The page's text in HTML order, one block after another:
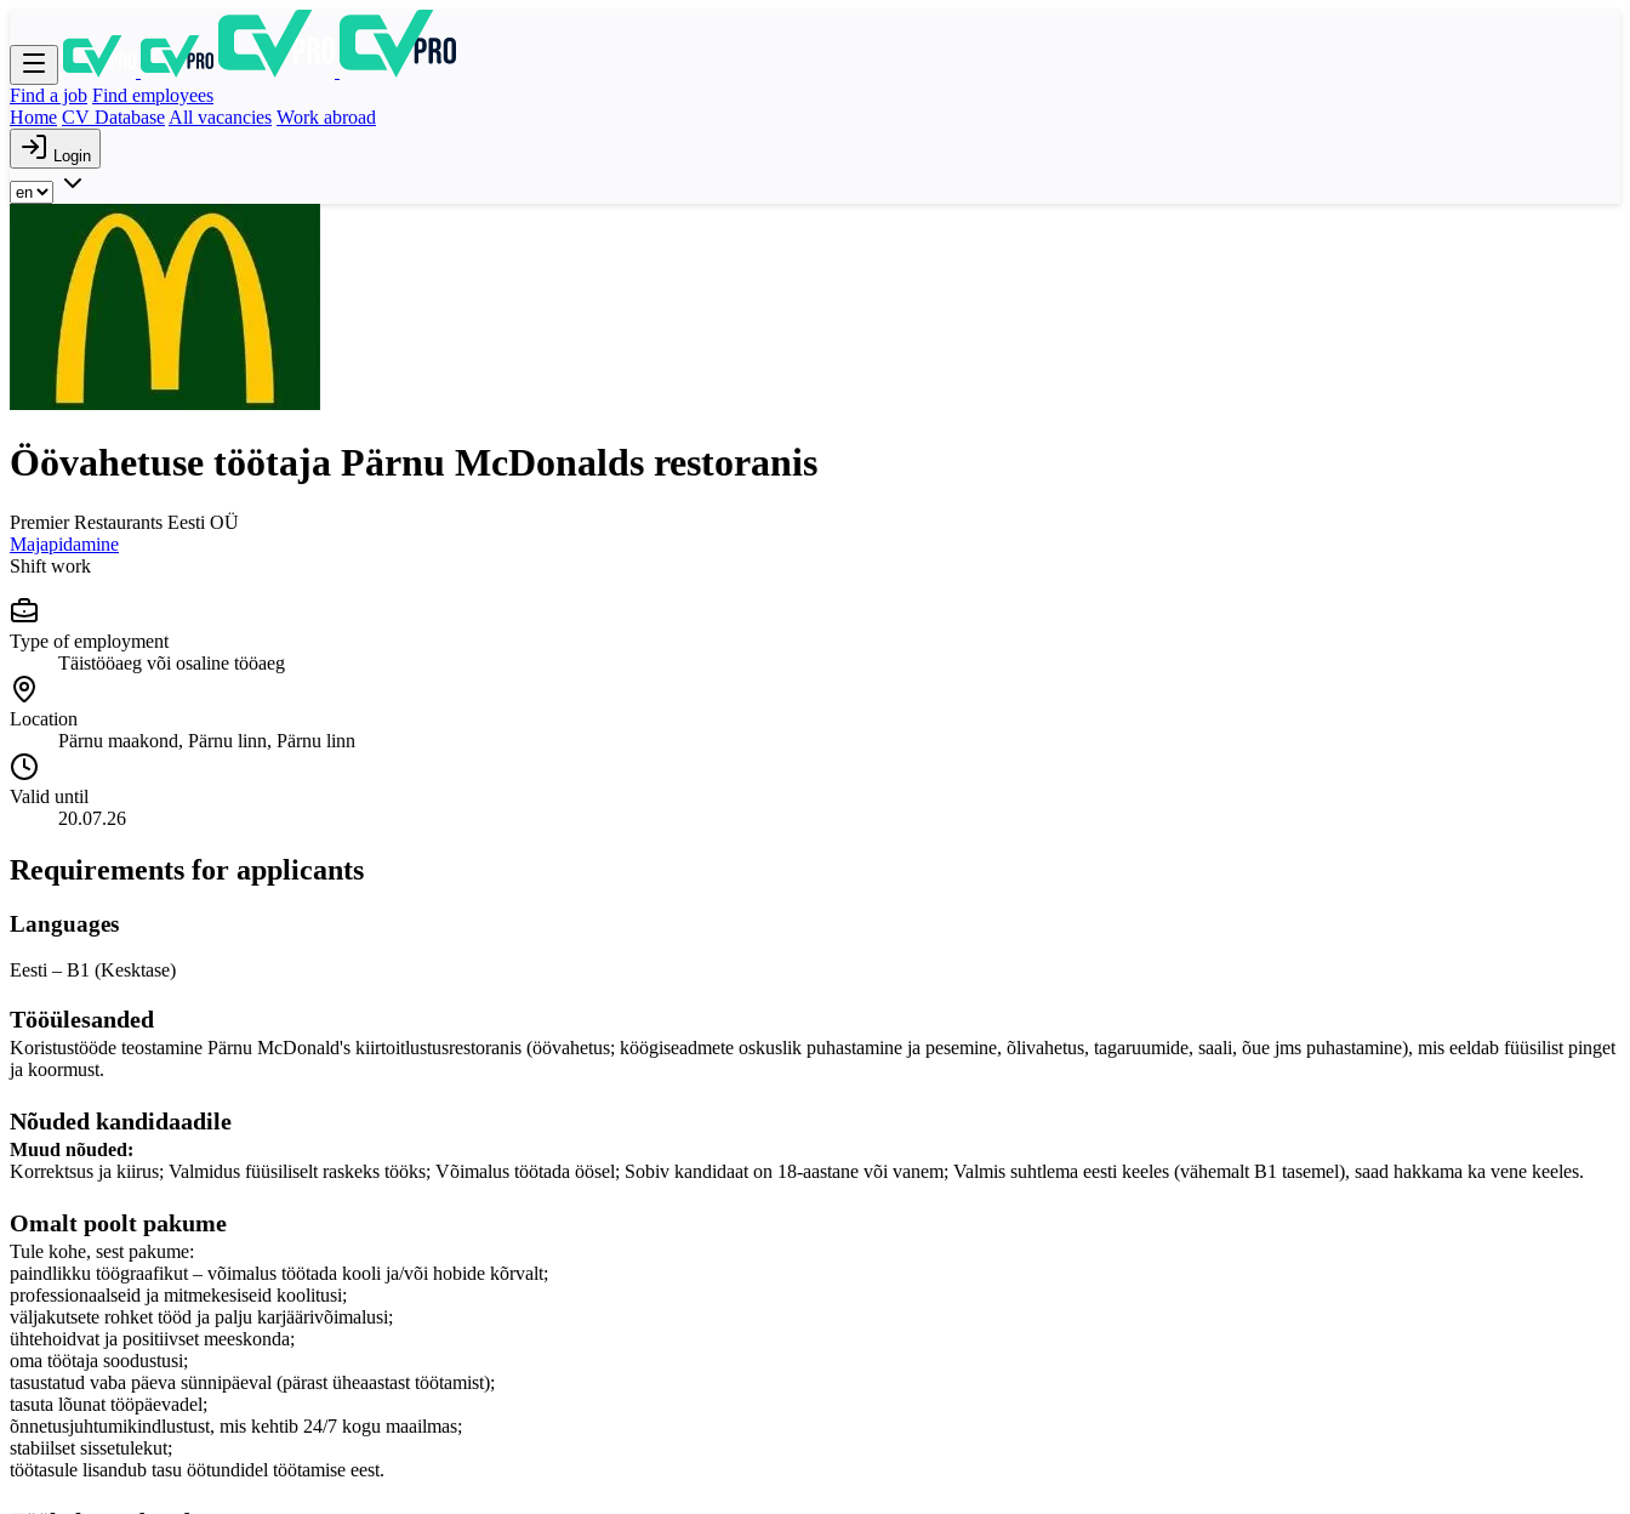
Find a job Find employees
Home CV Database All vacancies Work abroad
Login
Öövahetuse töötaja Pärnu McDonalds restoranis
Premier Restaurants Eesti OÜ
Majapidamine
Shift work
Type of employment
Täistööaeg või osaline tööaeg
Location
Pärnu maakond, Pärnu linn, Pärnu linn
Valid until
20.07.26
Requirements for applicants
Languages
Eesti – B1 (Kesktase)
Tööülesanded
Koristustööde teostamine Pärnu McDonald's kiirtoitlustusrestoranis (öövahetus; köögiseadmete oskuslik puhastamine ja pesemine, õlivahetus, tagaruumide, saali, õue jms puhastamine), mis eeldab füüsilist pinget
ja koormust.
Nõuded kandidaadile
Muud nõuded:
Korrektsus ja kiirus; Valmidus füüsiliselt raskeks tööks; Võimalus töötada öösel; Sobiv kandidaat on 18-aastane või vanem; Valmis suhtlema eesti keeles (vähemalt B1 tasemel), saad hakkama ka vene keeles.
Omalt poolt pakume
Tule kohe, sest pakume:
paindlikku töögraafikut – võimalus töötada kooli ja/või hobide kõrvalt;
professionaalseid ja mitmekesiseid koolitusi;
väljakutsete rohket tööd ja palju karjäärivõimalusi;
ühtehoidvat ja positiivset meeskonda;
oma töötaja soodustusi;
tasustatud vaba päeva sünnipäeval (pärast üheaastast töötamist);
tasuta lõunat tööpäevadel;
õnnetusjuhtumikindlustust, mis kehtib 24/7 kogu maailmas;
stabiilset sissetulekut;
töötasule lisandub tasu öötundidel töötamise eest.